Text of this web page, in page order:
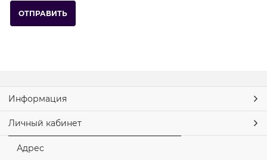
Информация
Личный кабинет
Адрес